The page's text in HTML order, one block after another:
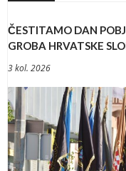
ČESTITAMO DAN
GROBA HRVATSKE
3 kol. 2026